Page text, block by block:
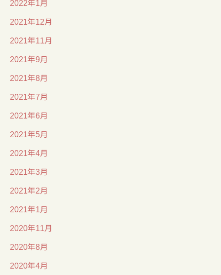
2022年1月
2021年12月
2021年11月
2021年9月
2021年8月
2021年7月
2021年6月
2021年5月
2021年4月
2021年3月
2021年2月
2021年1月
2020年11月
2020年8月
2020年4月